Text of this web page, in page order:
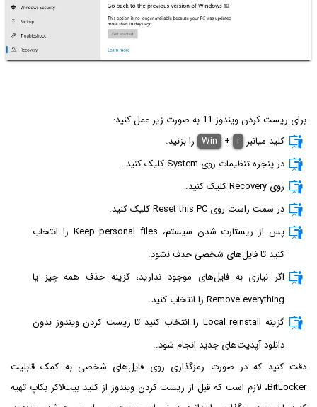
برای ریست کردن ویندوز 11 به صورت زیر عمل کنید:
کلید میانبر
Win + i
را بزنید.
در پنجره تنظیمات روی System کلیک کنید.
روی Recovery کلیک کنید.
در سمت راست روی Reset this PC کلیک کنید.
پس از ریستارت شدن سیستم، Keep personal files را انتخاب
کنید تا فایل‌های شخصی حذف نشود.
اگر نیازی به فایل‌های موجود ندارید، گزینه حذف همه چیز یا
Remove everything را انتخاب کنید.
گزینه Local reinstall را انتخاب کنید تا ریست کردن ویندوز بدون
دانلود آپدیت‌های جدید انجام شود..
دقت کنید که در صورت رمزگذاری روی فایل‌های شخصی به کمک قابلیت
BitLocker، لازم است که قبل از ریست کردن ویندوز از کلید بیت‌لاکر بکاپ تهیه